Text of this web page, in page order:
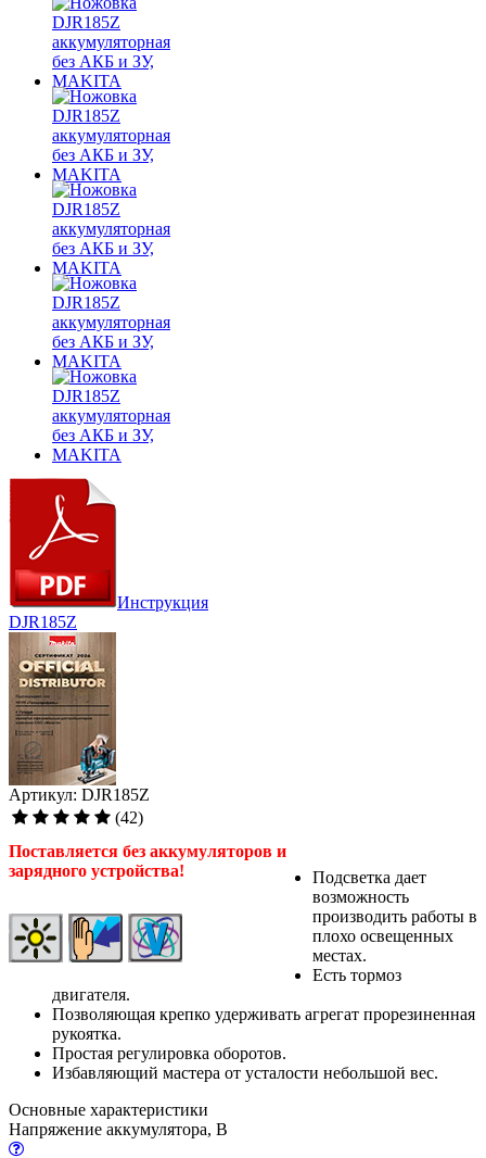
Инструкция
DJR185Z
Артикул: DJR185Z
(42)
Поставляется без аккумуляторов и
зарядного устройства!
Подсветка дает
возможность
производить работы в
плохо освещенных
местах.
Есть тормоз
двигателя.
Позволяющая крепко удерживать агрегат прорезиненная
рукоятка.
Простая регулировка оборотов.
Избавляющий мастера от усталости небольшой вес.
Основные характеристики
Напряжение аккумулятора, В